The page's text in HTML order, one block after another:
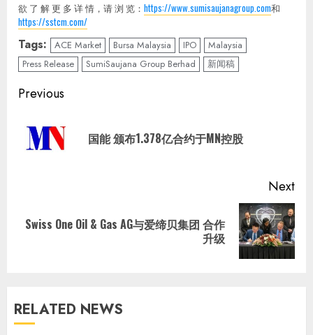
欲 了 解 更 多 详 情，请 浏 览： https://www.sumisaujanagroup.com和
https://sstcm.com/
Tags: ACE Market Bursa Malaysia IPO
Malaysia
Press Release
SumiSaujana Group Berhad 新闻稿
Continue
Reading
Previous
国能 颁布1.378亿合约于MN控股
Next
Next
Swiss One Oil & Gas AG与爱缔贝集团 合作
升级
RELATED NEWS